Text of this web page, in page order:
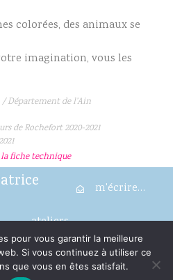
colorées, des animaux se
imagination, vous les
/ Département de l’Ain
de Rochefort 2020-2021
fiche technique
m'écrire…
ateliers
expos/locations
pour vous garantir la meilleure
Si vous continuez à utiliser ce
que vous en êtes satisfait.